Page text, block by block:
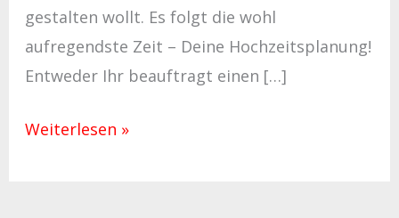
gestalten wollt. Es folgt die wohl
aufregendste Zeit – Deine Hochzeitsplanung!
Entweder Ihr beauftragt einen […]
Weiterlesen »